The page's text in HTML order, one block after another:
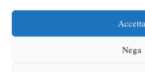
Accetta
Nega
Ducati Monster 1100 Evo